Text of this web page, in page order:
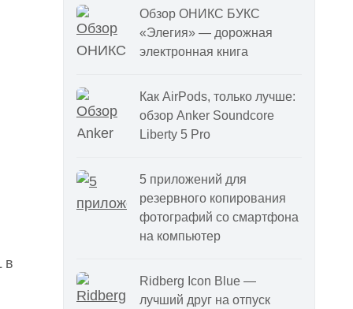
в
Обзор ОНИКС БУКС
«Элегия» — дорожная
электронная книга
Как AirPods, только лучше:
обзор Anker Soundcore
Liberty 5 Pro
5 приложений для
резервного копирования
фотографий со смартфона
на компьютер
Ridberg Icon Blue —
лучший друг на отпуск